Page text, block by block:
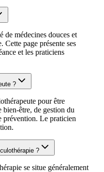
de médecines douces et
Cette page présente ses
et les praticiens
?
pour être
bien-être, de gestion du
prévention. Le praticien
?
se situe généralement